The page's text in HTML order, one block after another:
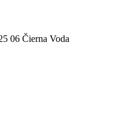
06 Čierna Voda